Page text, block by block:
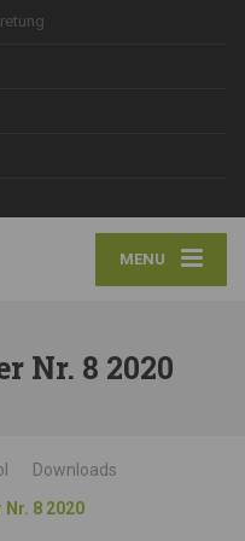
MENU
Nr. 8 2020
Downloads
8 2020